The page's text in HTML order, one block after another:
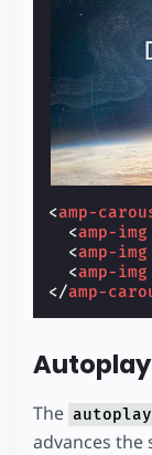
<amp-
<amp-img
<amp-img
<amp-img
</amp-
Autoplay
The autoplay
advances